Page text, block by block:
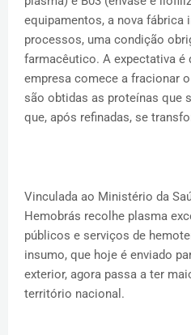
equipamentos, a nova fábrica
processos, uma condição
farmacêutico. A expectativa é
empresa comece a fracionar
são obtidas as proteínas que
que, após refinadas, se
Vinculada ao Ministério da
Hemobrás recolhe plasma
públicos e serviços de
insumo, que hoje é enviado
exterior, agora passa a ter
território nacional.